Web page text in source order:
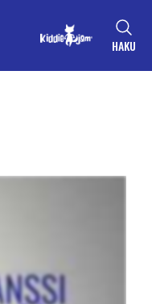
HAKU